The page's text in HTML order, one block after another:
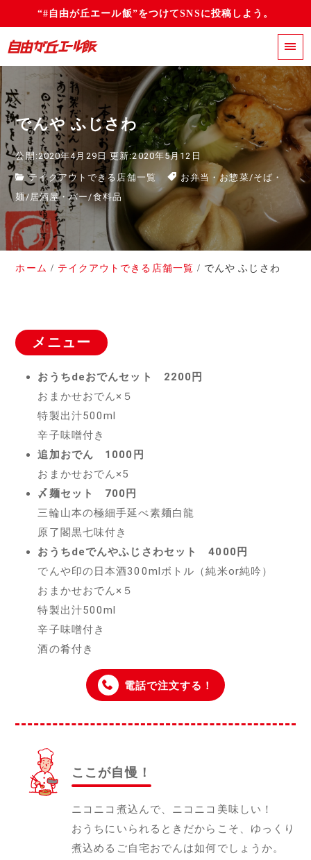
“#自由が丘エール飯”をつけてSNSに投稿しよう。
でんや ふじさわ
公開:2020年4月29日 更新:2020年5月12日
テイクアウトできる店舗一覧 お弁当・お惣菜/そば・
麺/居酒屋・バー/食料品
ホーム テイクアウトできる店舗一覧 でんや ふじさわ
メニュー
おうちdeおでんセット 2200円
おまかせおでん×５
特製出汁500ml
辛子味噌付き
追加おでん 1000円
おまかせおでん×5
〆麺セット 700円
三輪山本の極細手延べ素麺白龍
原了閣黒七味付き
おうちdeでんやふじさわセット 4000円
でんや印の日本酒300mlボトル（純米or純吟）
おまかせおでん×５
特製出汁500ml
辛子味噌付き
酒の肴付き
電話で注文する！
ここが自慢！
ニコニコ煮込んで、ニコニコ美味しい！
おうちにいられるときだからこそ、ゆっくり
煮込めるご自宅おでんは如何でしょうか。